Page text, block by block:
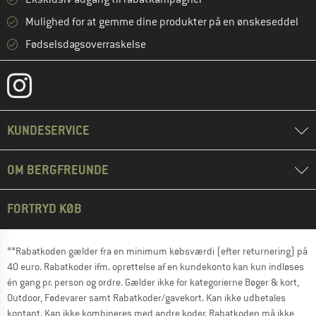
Mulighed for at gemme dine produkter på en ønskeseddel
Fødselsdagsoverraskelse
KUNDESERVICE
OM BERGFREUNDE
FORTRYD KØB
**Rabatkoden gælder fra en minimum købsværdi (efter returnering) på
40 euro. Rabatkoder ifm. oprettelse af en kundekonto kan kun indløses
én gang pr. person og ordre. Gælder ikke for kategorierne Bøger & kort,
Outdoor, Fødevarer samt Rabatkoder/gavekort. Kan ikke udbetales
kontant. Kan ikke kombineres med andre koder. Rabatkoden må ikke